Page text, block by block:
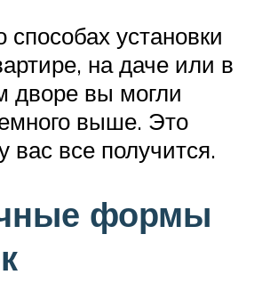
установки
на даче или в
дворе вы могли
выше. Это
вас все получится.
формы